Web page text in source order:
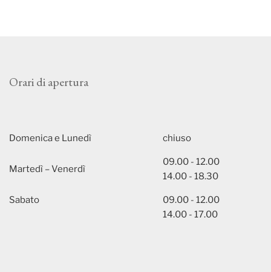
Orari di apertura
Domenica e Lunedì chiuso
Martedì – Venerdì
09.00 - 12.00
14.00 - 18.30
Sabato
09.00 - 12.00
14.00 - 17.00